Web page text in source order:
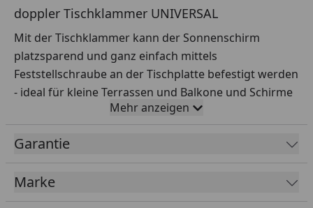
doppler Tischklammer UNIVERSAL
Mit der Tischklammer kann der Sonnenschirm
platzsparend und ganz einfach mittels
Feststellschraube an der Tischplatte befestigt werden
- ideal für kleine Terrassen und Balkone und Schirme
bis 200 cm Durchmesser. Geeignet für Schirmstöcke
mit einem Durchmesser von 2,2 bis 3,2 cm.
Mit der zusätzlichen Verwendung eines Balkon-
Schirmständers können Sie die Standsicherheit (vor
allem an windreichen Standorten) erhöhen.
Mehr anzeigen
Garantie
Marke